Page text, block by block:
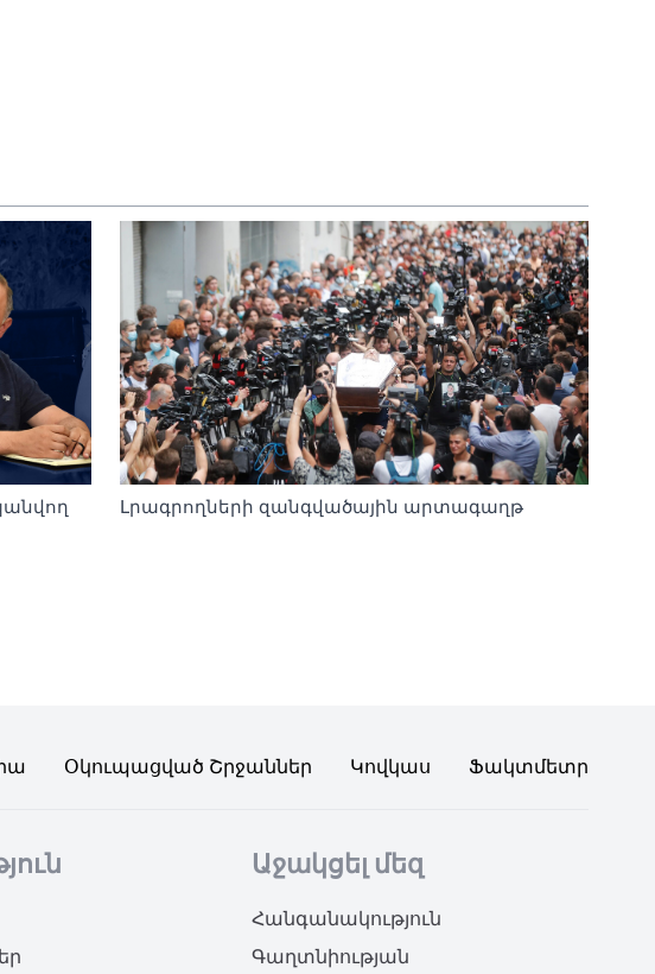
Լրագրողների զանգվածային արտագաղթ
Օկուպացված Շրջաններ Կովկաս Ֆակտմետր
Աջակցել մեզ
Հանգանակություն
Գաղտնիության